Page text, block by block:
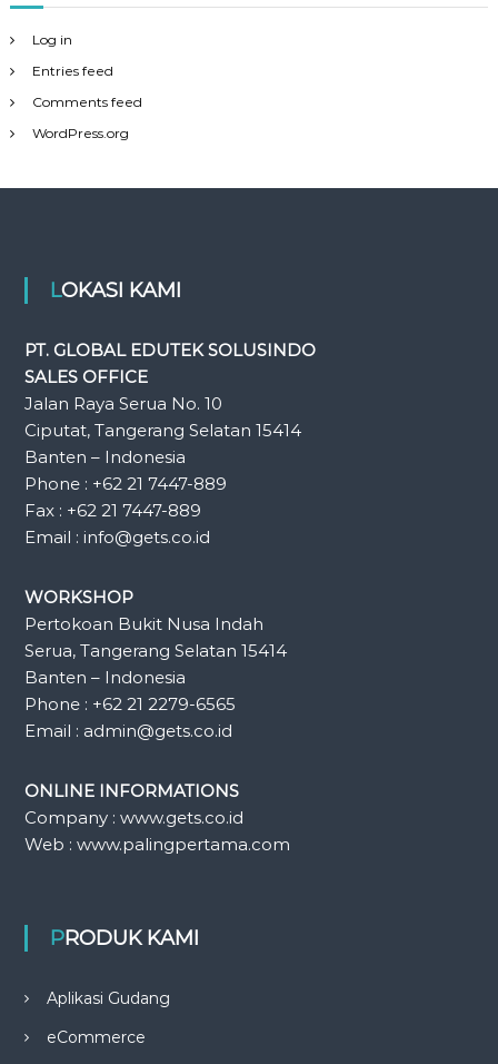
Log in
Entries feed
Comments feed
WordPress.org
LOKASI KAMI
PT. GLOBAL EDUTEK SOLUSINDO
SALES OFFICE
Jalan Raya Serua No. 10
Ciputat, Tangerang Selatan 15414
Banten – Indonesia
Phone : +62 21 7447-889
Fax : +62 21 7447-889
Email : info@gets.co.id
WORKSHOP
Pertokoan Bukit Nusa Indah
Serua, Tangerang Selatan 15414
Banten – Indonesia
Phone : +62 21 2279-6565
Email : admin@gets.co.id
ONLINE INFORMATIONS
Company : www.gets.co.id
Web : www.palingpertama.com
PRODUK KAMI
Aplikasi Gudang
eCommerce